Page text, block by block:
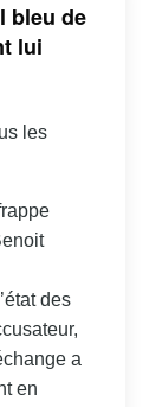
bleu de
lui
les
des
a
en